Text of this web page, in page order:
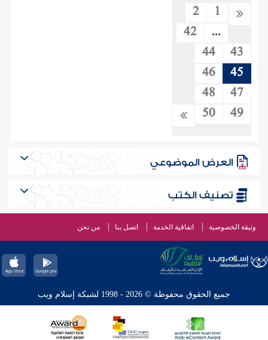
1
2
...
42
43
44
45
46
47
48
49
50
العرض الموضوعي
تصنيف الكتب
وثيقة الخصوصية اتفاقية الخدمة اتصل بنا من نحن
جميع الحقوق محفوظة © 2026 - 1998 لشبكة إسلام ويب